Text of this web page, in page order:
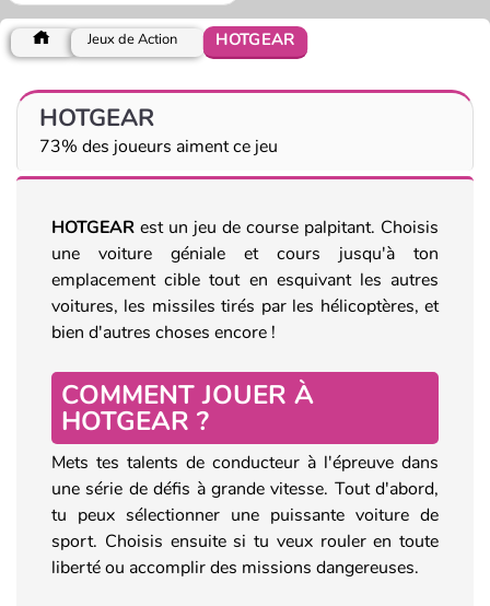
Jeux de Action HOTGEAR
HOTGEAR
73% des joueurs aiment ce jeu
HOTGEAR est un jeu de course palpitant. Choisis
une voiture géniale et cours jusqu'à ton
emplacement cible tout en esquivant les autres
voitures, les missiles tirés par les hélicoptères, et
bien d'autres choses encore !
COMMENT JOUER À
HOTGEAR ?
Mets tes talents de conducteur à l'épreuve dans
une série de défis à grande vitesse. Tout d'abord,
tu peux sélectionner une puissante voiture de
sport. Choisis ensuite si tu veux rouler en toute
liberté ou accomplir des missions dangereuses.